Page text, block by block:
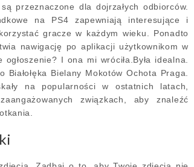
przeznaczone dla dojrzałych odbiorców.
na PS4 zapewniają interesujące i
gracze w każdym wieku. Ponadto
nawigację po aplikacji użytkownikom w
I ona mi wróciła.Była idealna.
Białołęka Bielany Mokotów Ochota Praga.
na popularności w ostatnich latach,
związkach, aby znaleźć